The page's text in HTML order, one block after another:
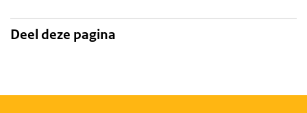
Deel deze pagina